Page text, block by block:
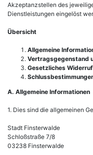
Akzeptanzstellen des
Dienstleistungen eingelöst
Übersicht
Allgemeine
Vertragsgegenstand
Gesetzliches
A. Allgemeine Informationen
1. Dies sind die allgemeinen
Stadt Finsterwalde
Schloßstraße 7/8
03238 Finsterwalde